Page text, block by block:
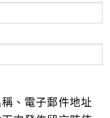
、電子郵件地址